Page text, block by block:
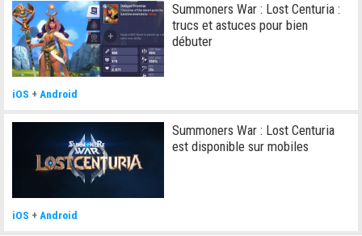
Summoners War : Lost Centuria :
trucs et astuces pour bien
débuter
iOS + Android
Summoners War : Lost Centuria
est disponible sur mobiles
iOS +Android